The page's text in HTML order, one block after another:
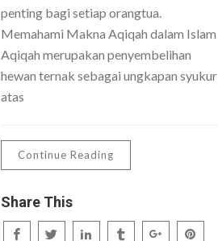
penting bagi setiap orangtua.
Memahami Makna Aqiqah dalam Islam
Aqiqah merupakan penyembelihan
hewan ternak sebagai ungkapan syukur
atas
Continue Reading
Share This